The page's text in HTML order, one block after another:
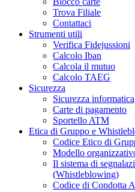
Trova Filiale
Contattaci
Strumenti utili
Verifica Fidejussioni
Calcolo Iban
Calcola il mutuo
Calcolo TAEG
Sicurezza
Sicurezza informatica
Carte di pagamento
Sportello ATM
Etica di Gruppo e
Codice Etico di
Modello
Il sistema di
(Whistleblowing)
Codice di Condotta